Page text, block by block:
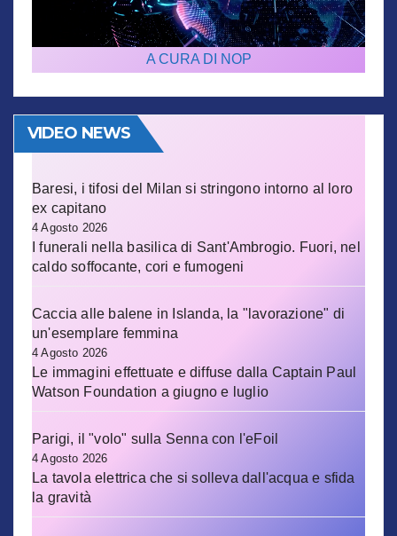
A CURA DI NOP
VIDEO NEWS
Baresi, i tifosi del Milan si stringono intorno al loro
ex capitano
4 Agosto 2026
I funerali nella basilica di Sant'Ambrogio. Fuori, nel
caldo soffocante, cori e fumogeni
Caccia alle balene in Islanda, la "lavorazione" di
un'esemplare femmina
4 Agosto 2026
Le immagini effettuate e diffuse dalla Captain Paul
Watson Foundation a giugno e luglio
Parigi, il "volo" sulla Senna con l'eFoil
4 Agosto 2026
La tavola elettrica che si solleva dall'acqua e sfida
la gravità